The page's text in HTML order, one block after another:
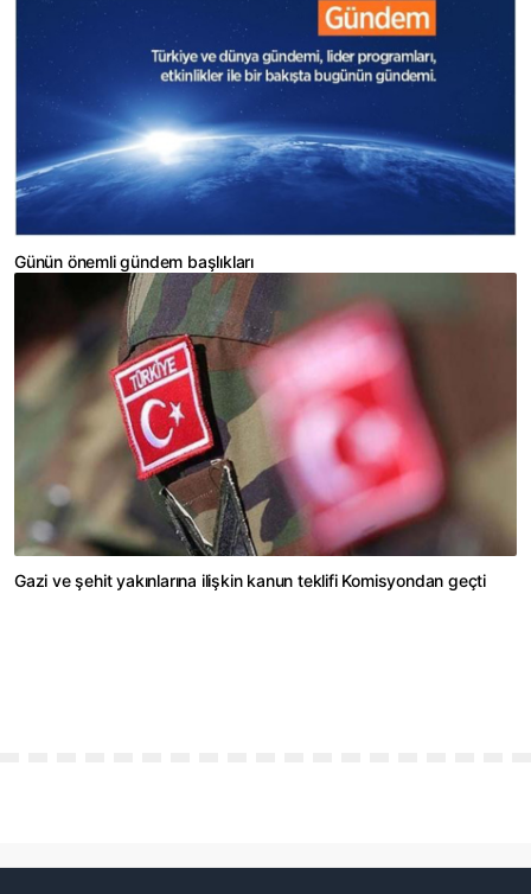
Günün önemli gündem başlıkları
Gazi ve şehit yakınlarına ilişkin kanun teklifi Komisyondan geçti